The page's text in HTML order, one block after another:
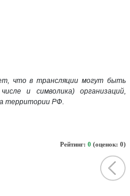
что в трансляции могут быть
и символика) организаций,
территории РФ.
Рейтинг: 0 (оценок: 0)